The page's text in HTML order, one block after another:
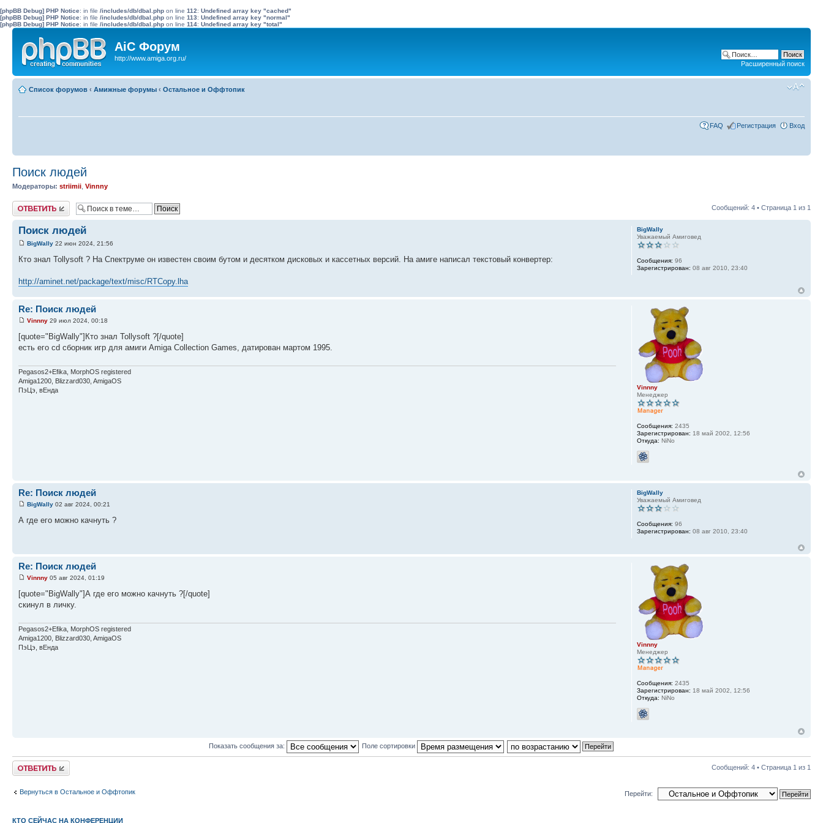
[phpBB Debug] PHP Notice: in file /includes/db/dbal.php on line 112: Undefined array key "cached"
[phpBB Debug] PHP Notice: in file /includes/db/dbal.php on line 113: Undefined array key "normal"
[phpBB Debug] PHP Notice: in file /includes/db/dbal.php on line 114: Undefined array key "total"
AiC Форум
http://www.amiga.org.ru/
Расширенный поиск
Список форумов ‹ Амижные форумы ‹ Остальное и Оффтопик
FAQ Регистрация Вход
Поиск людей
Модераторы: striimii Vinnny
Ответить Сообщений: 4 • Страница 1 из 1
Поиск людей
BigWally 22 июн 2024, 21:56
Кто знал Tollysoft ? На Спектруме он известен своим бутом и десятком дисковых и кассетных версий. На амиге написал текстовый конвертер:
http://aminet.net/package/text/misc/RTCopy.lha
BigWally
Уважаемый Амиговед
Сообщения: 96
Зарегистрирован: 08 авг 2010, 23:40
Re: Поиск людей
Vinnny 29 июл 2024, 00:18
[quote="BigWally"]Кто знал Tollysoft ?[/quote]
есть его cd сборник игр для амиги Amiga Collection Games, датирован мартом 1995.
Pegasos2+Efika, MorphOS registered
Amiga1200, Blizzard030, AmigaOS
ПэЦэ, вЕнда
Vinnny
Менеджер
Сообщения: 2435
Зарегистрирован: 18 май 2002, 12:56
Откуда: NiNo
Re: Поиск людей
BigWally 02 авг 2024, 00:21
А где его можно качнуть ?
BigWally
Уважаемый Амиговед
Сообщения: 96
Зарегистрирован: 08 авг 2010, 23:40
Re: Поиск людей
Vinnny 05 авг 2024, 01:19
[quote="BigWally"]А где его можно качнуть ?[/quote]
скинул в личку.
Pegasos2+Efika, MorphOS registered
Amiga1200, Blizzard030, AmigaOS
ПэЦэ, вЕнда
Vinnny
Менеджер
Сообщения: 2435
Зарегистрирован: 18 май 2002, 12:56
Откуда: NiNo
Показать сообщения за: Поле сортировки
Ответить Сообщений: 4 • Страница 1 из 1
Вернуться в Остальное и Оффтопик Перейти:
КТО СЕЙЧАС НА КОНФЕРЕНЦИИ